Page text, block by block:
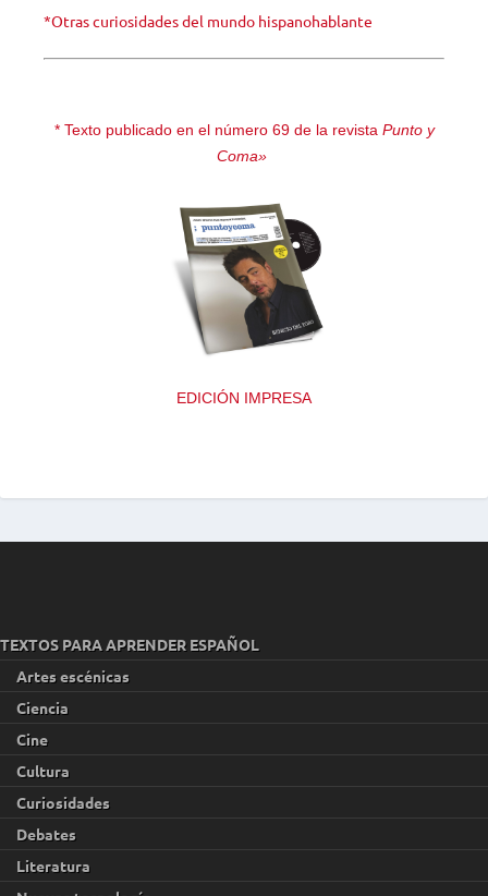
*Otras curiosidades del mundo hispanohablante
* Texto publicado en el número 69 de la revista Punto y
Coma»
EDICIÓN IMPRESA
TEXTOS PARA APRENDER ESPAÑOL
Artes escénicas
Ciencia
Cine
Cultura
Curiosidades
Debates
Literatura